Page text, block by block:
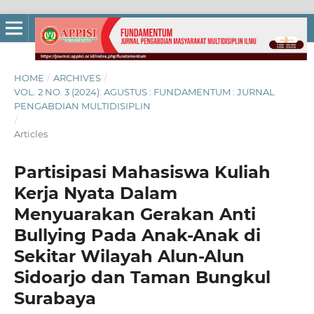
HOME / ARCHIVES /
VOL. 2 NO. 3 (2024): AGUSTUS : FUNDAMENTUM : JURNAL
PENGABDIAN MULTIDISIPLIN
/
Articles
Partisipasi Mahasiswa Kuliah
Kerja Nyata Dalam
Menyuarakan Gerakan Anti
Bullying Pada Anak-Anak di
Sekitar Wilayah Alun-Alun
Sidoarjo dan Taman Bungkul
Surabaya